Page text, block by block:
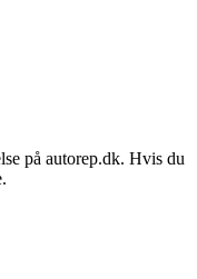
på autorep.dk. Hvis